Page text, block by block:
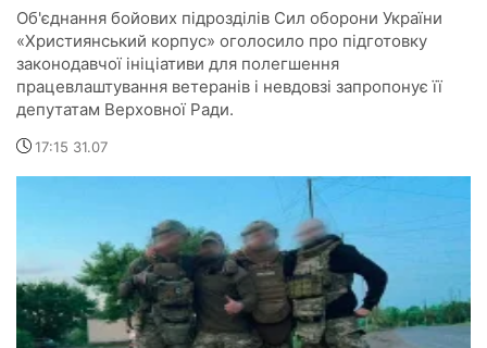
Об'єднання бойових підрозділів Сил оборони України
«Християнський корпус» оголосило про підготовку
законодавчої ініціативи для полегшення
працевлаштування ветеранів і невдовзі запропонує її
депутатам Верховної Ради.
17:15 31.07